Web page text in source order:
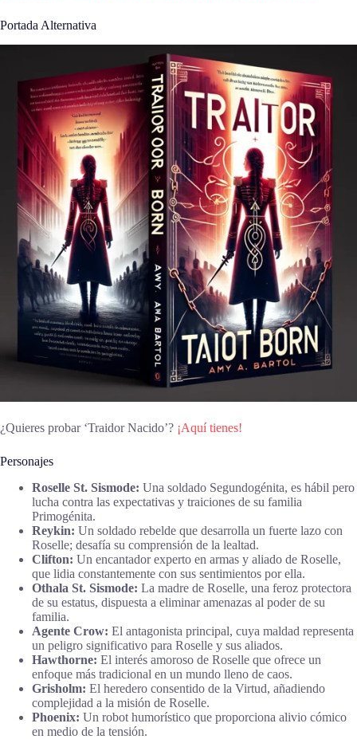
Portada Alternativa
¿Quieres probar ‘Traidor Nacido’? ¡Aquí tienes!
Personajes
Roselle St. Sismode: Una soldado Segundogénita, es hábil pero
lucha contra las expectativas y traiciones de su familia
Primogénita.
Reykin: Un soldado rebelde que desarrolla un fuerte lazo con
Roselle; desafía su comprensión de la lealtad.
Clifton: Un encantador experto en armas y aliado de Roselle,
que lidia constantemente con sus sentimientos por ella.
Othala St. Sismode: La madre de Roselle, una feroz protectora
de su estatus, dispuesta a eliminar amenazas al poder de su
familia.
Agente Crow: El antagonista principal, cuya maldad representa
un peligro significativo para Roselle y sus aliados.
Hawthorne: El interés amoroso de Roselle que ofrece un
enfoque más tradicional en un mundo lleno de caos.
Grisholm: El heredero consentido de la Virtud, añadiendo
complejidad a la misión de Roselle.
Phoenix: Un robot humorístico que proporciona alivio cómico
en medio de la tensión.